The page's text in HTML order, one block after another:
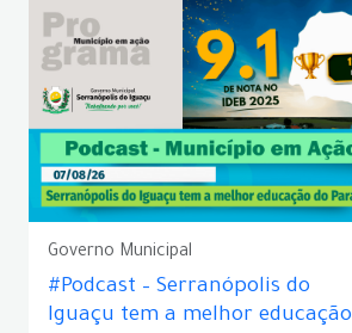
Governo Municipal
#Podcast – Serranópolis do
Iguaçu tem a melhor educação